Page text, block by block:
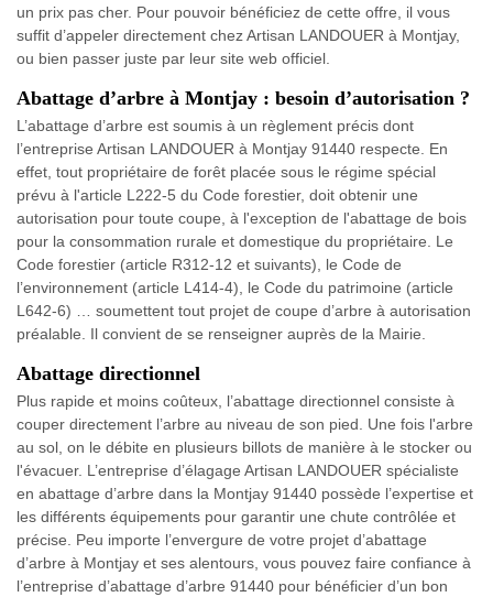
un prix pas cher. Pour pouvoir bénéficiez de cette offre, il vous
suffit d’appeler directement chez Artisan LANDOUER à Montjay,
ou bien passer juste par leur site web officiel.
Abattage d’arbre à Montjay : besoin d’autorisation ?
L’abattage d’arbre est soumis à un règlement précis dont
l’entreprise Artisan LANDOUER à Montjay 91440 respecte. En
effet, tout propriétaire de forêt placée sous le régime spécial
prévu à l'article L222-5 du Code forestier, doit obtenir une
autorisation pour toute coupe, à l'exception de l'abattage de bois
pour la consommation rurale et domestique du propriétaire. Le
Code forestier (article R312-12 et suivants), le Code de
l’environnement (article L414-4), le Code du patrimoine (article
L642-6) … soumettent tout projet de coupe d’arbre à autorisation
préalable. Il convient de se renseigner auprès de la Mairie.
Abattage directionnel
Plus rapide et moins coûteux, l’abattage directionnel consiste à
couper directement l’arbre au niveau de son pied. Une fois l'arbre
au sol, on le débite en plusieurs billots de manière à le stocker ou
l'évacuer. L’entreprise d’élagage Artisan LANDOUER spécialiste
en abattage d’arbre dans la Montjay 91440 possède l’expertise et
les différents équipements pour garantir une chute contrôlée et
précise. Peu importe l’envergure de votre projet d’abattage
d’arbre à Montjay et ses alentours, vous pouvez faire confiance à
l’entreprise d’abattage d’arbre 91440 pour bénéficier d’un bon